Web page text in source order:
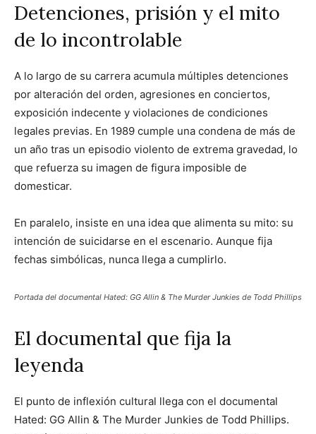
Detenciones, prisión y el mito
de lo incontrolable
A lo largo de su carrera acumula múltiples detenciones
por alteración del orden, agresiones en conciertos,
exposición indecente y violaciones de condiciones
legales previas. En 1989 cumple una condena de más de
un año tras un episodio violento de extrema gravedad, lo
que refuerza su imagen de figura imposible de
domesticar.
En paralelo, insiste en una idea que alimenta su mito: su
intención de suicidarse en el escenario. Aunque fija
fechas simbólicas, nunca llega a cumplirlo.
Portada del documental Hated: GG Allin & The Murder Junkies de Todd Phillips
El documental que fija la
leyenda
El punto de inflexión cultural llega con el documental
Hated: GG Allin & The Murder Junkies de Todd Phillips.